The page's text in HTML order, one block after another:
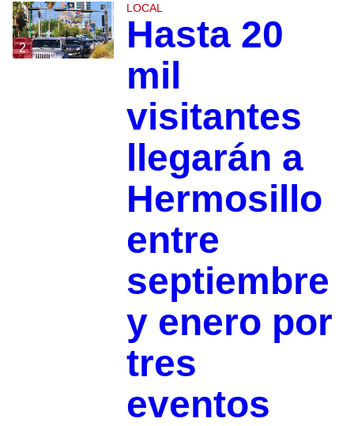
2
LOCAL
Hasta 20
mil
visitantes
llegarán a
Hermosillo
entre
septiembre
y enero por
tres
eventos